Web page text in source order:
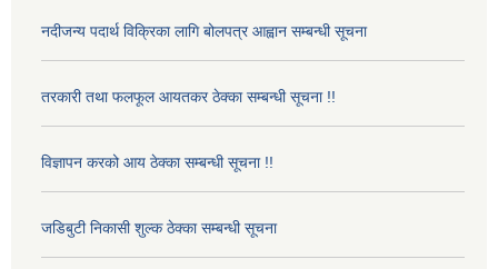
नदीजन्य पदार्थ विक्रिका लागि बोलपत्र आह्वान सम्बन्धी सूचना
तरकारी तथा फलफूल आयतकर ठेक्का सम्बन्धी सूचना !!
विज्ञापन करको आय ठेक्का सम्बन्धी सूचना !!
जडिबुटी निकासी शुल्क ठेक्का सम्बन्धी सूचना